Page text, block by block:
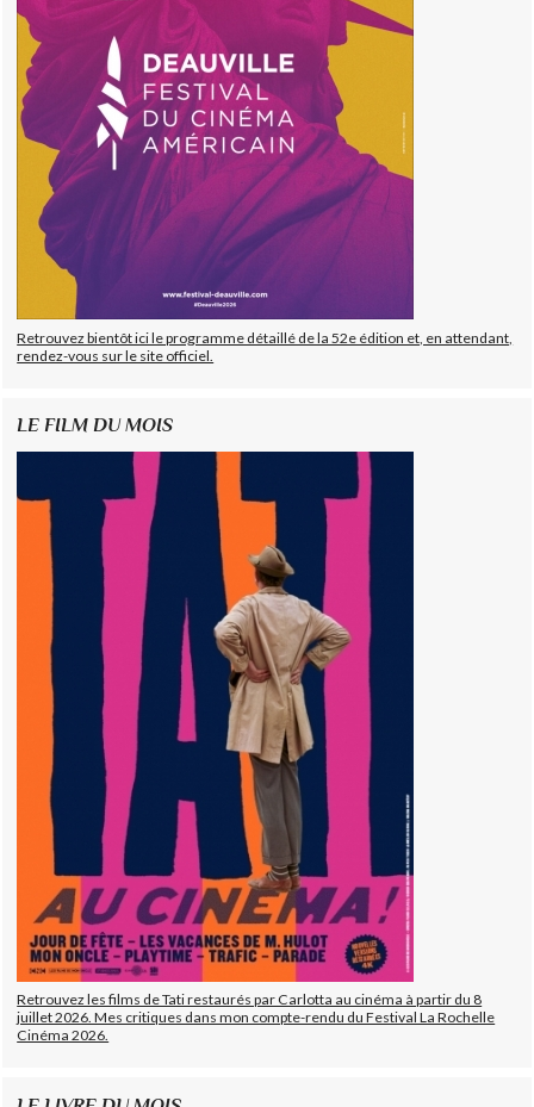
Retrouvez bientôt ici le programme détaillé de la 52e édition et, en attendant,
rendez-vous sur le site officiel.
LE FILM DU MOIS
Retrouvez les films de Tati restaurés par Carlotta au cinéma à partir du 8
juillet 2026. Mes critiques dans mon compte-rendu du Festival La Rochelle
Cinéma 2026.